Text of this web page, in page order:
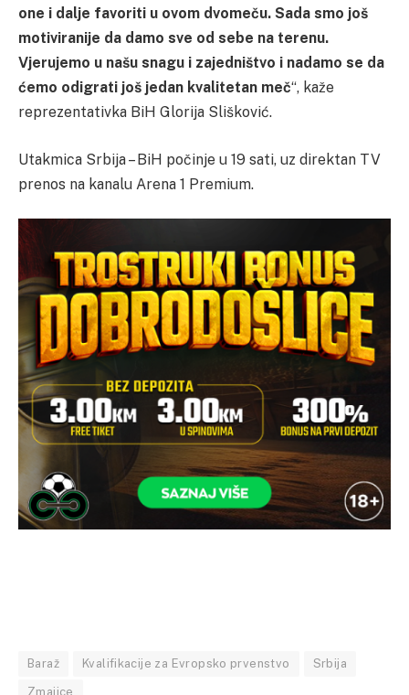
one i dalje favoriti u ovom dvomeču. Sada smo još
motiviranije da damo sve od sebe na terenu.
Vjerujemo u našu snagu i zajedništvo i nadamo se da
ćemo odigrati još jedan kvalitetan meč“, kaže
reprezentativka BiH Glorija Slišković.
Utakmica Srbija – BiH počinje u 19 sati, uz direktan TV
prenos na kanalu Arena 1 Premium.
Baraž Kvalifikacije za Evropsko prvenstvo Srbija
Zmajice